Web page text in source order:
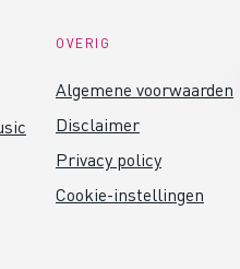
OVERIG
Algemene voorwaarden
Disclaimer
Privacy policy
Cookie-instellingen